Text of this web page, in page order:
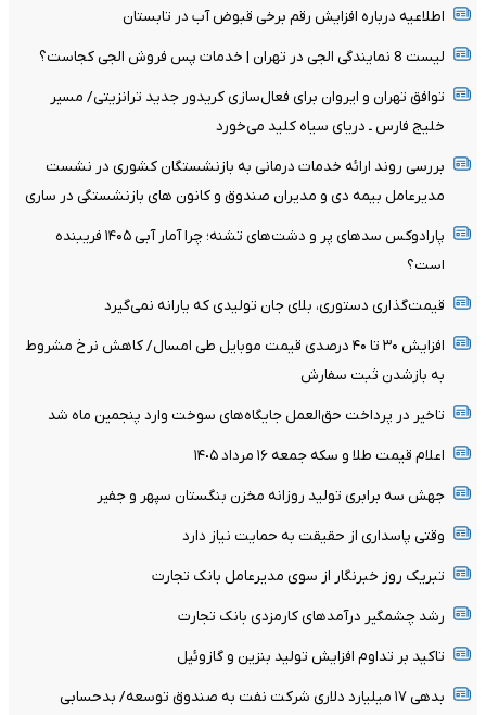
اطلاعیه درباره افزایش رقم برخی قبوض آب در تابستان
لیست 8 نمایندگی الجی در تهران | خدمات پس فروش الجی کجاست؟
توافق تهران و ایروان برای فعال‌سازی کریدور جدید ترانزیتی/ مسیر
خلیج فارس ـ دریای سیاه کلید می‌خورد
بررسی روند ارائه خدمات درمانی به بازنشستگان کشوری در نشست
مدیرعامل بیمه دی و مدیران صندوق و کانون های بازنشستگی در ساری
پارادوکس سدهای پر و دشت‌های تشنه؛ چرا آمار آبی ۱۴۰۵ فریبنده
است؟
قیمت‌گذاری دستوری، بلای جان تولیدی که یارانه نمی‌گیرد
افزایش ۳۰ تا ۴۰ درصدی قیمت موبایل طی امسال/ کاهش نرخ مشروط
به بازشدن ثبت سفارش
تاخیر در پرداخت حق‌العمل جایگاه‌های سوخت وارد پنجمین ماه شد
اعلام قیمت طلا و سکه جمعه ١۶ مرداد ١۴٠۵
جهش سه برابری تولید روزانه مخزن بنگستان سپهر و جفیر
وقتی پاسداری از حقیقت به حمایت نیاز دارد
تبریک روز خبرنگار از سوی مدیرعامل بانک تجارت
رشد چشمگیر درآمدهای کارمزدی بانک تجارت
تاکید بر تداوم افزایش تولید بنزین و گازوئیل
بدهی ١٧ میلیارد دلاری شرکت نفت به صندوق توسعه/ بدحسابی